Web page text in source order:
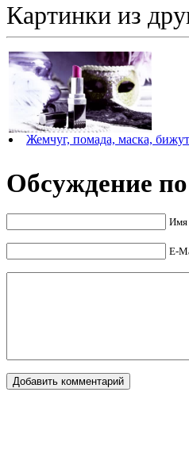
Картинки из
Жемчуг, помада, маска,
Обсуждение
Имя
E-